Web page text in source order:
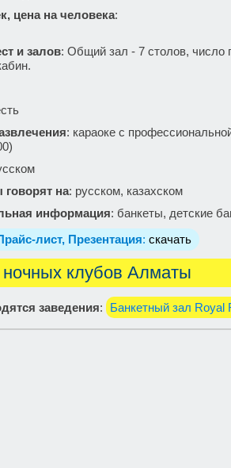
цена на человека:
и залов: Общий зал - 7 столов, число
: караоке с
на: русском, казахском
информация: банкеты, детские
лист, Презентация: скачать
ночных клубов Алматы
заведения: Банкетный зал Royal